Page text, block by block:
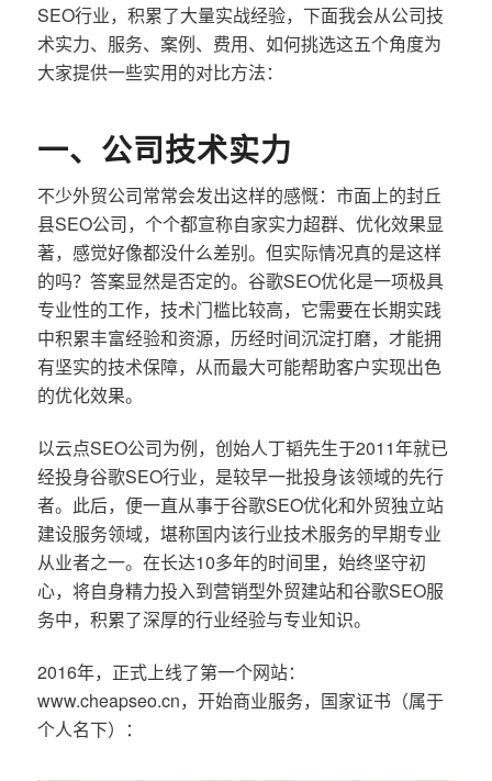
SEO行业，积累了大量实战经验，下面我会从公司技
术实力、服务、案例、费用、如何挑选这五个角度为
大家提供一些实用的对比方法：
一、公司技术实力
不少外贸公司常常会发出这样的感慨：市面上的封丘
县SEO公司，个个都宣称自家实力超群、优化效果显
著，感觉好像都没什么差别。但实际情况真的是这样
的吗？答案显然是否定的。谷歌SEO优化是一项极具
专业性的工作，技术门槛比较高，它需要在长期实践
中积累丰富经验和资源，历经时间沉淀打磨，才能拥
有坚实的技术保障，从而最大可能帮助客户实现出色
的优化效果。
以云点SEO公司为例，创始人丁韬先生于2011年就已
经投身谷歌SEO行业，是较早一批投身该领域的先行
者。此后，便一直从事于谷歌SEO优化和外贸独立站
建设服务领域，堪称国内该行业技术服务的早期专业
从业者之一。在长达10多年的时间里，始终坚守初
心，将自身精力投入到营销型外贸建站和谷歌SEO服
务中，积累了深厚的行业经验与专业知识。
2016年，正式上线了第一个网站：
www.cheapseo.cn，开始商业服务，国家证书（属于
个人名下）：